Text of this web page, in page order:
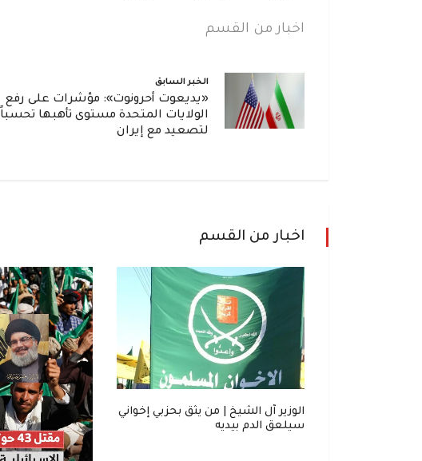
اخبار من القسم
الخبر السابق
«يديعوت أحرونوت»: مؤشرات على رفع
الولايات المتحدة مستوى تأهبها تحسباً
لتصعيد مع إيران
اخبار من القسم
الوزير آل الشيخ | من يثق بحزبي إخواني
سيلعق الدم بيديه